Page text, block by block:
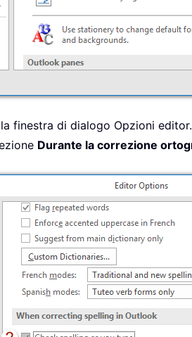
finestra di dialogo Opzioni
Durante la correzione